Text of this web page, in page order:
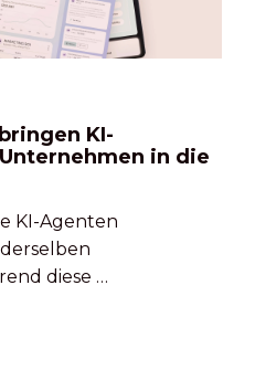
KI-
in die
KI-Agenten
diese …